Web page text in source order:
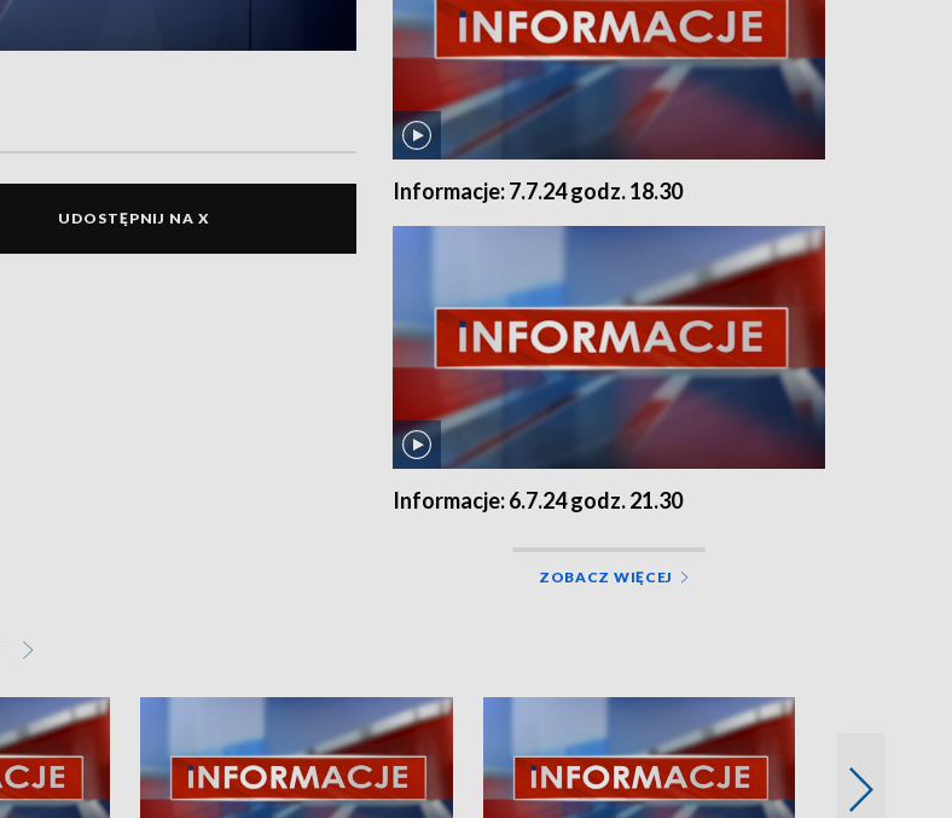
UDOSTĘPNIJ NA X
Informacje: 7.7.24 godz. 18.30
Informacje: 6.7.24 godz. 21.30
ZOBACZ WIĘCEJ